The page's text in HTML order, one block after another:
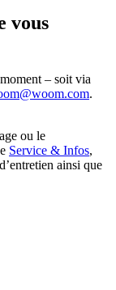
vous
– soit via
.
ou le
Service & Infos,
ainsi que